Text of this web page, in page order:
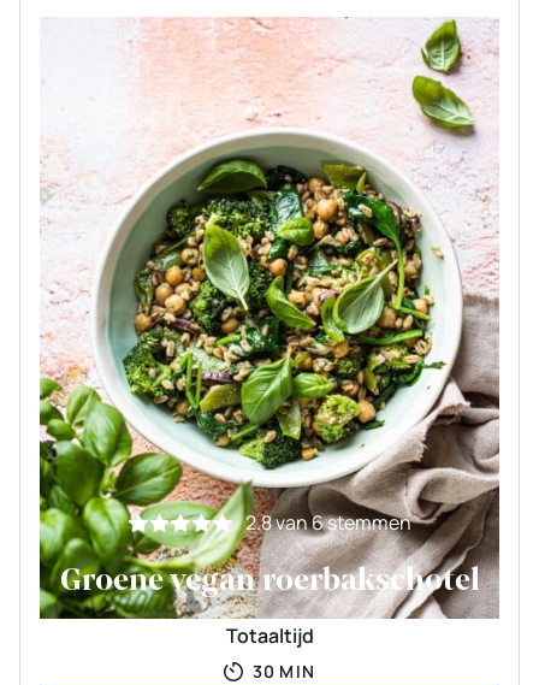
2.8van6stemmen
Groene vegan roerbakschotel
Totaaltijd
30 MINUTEN
MIN